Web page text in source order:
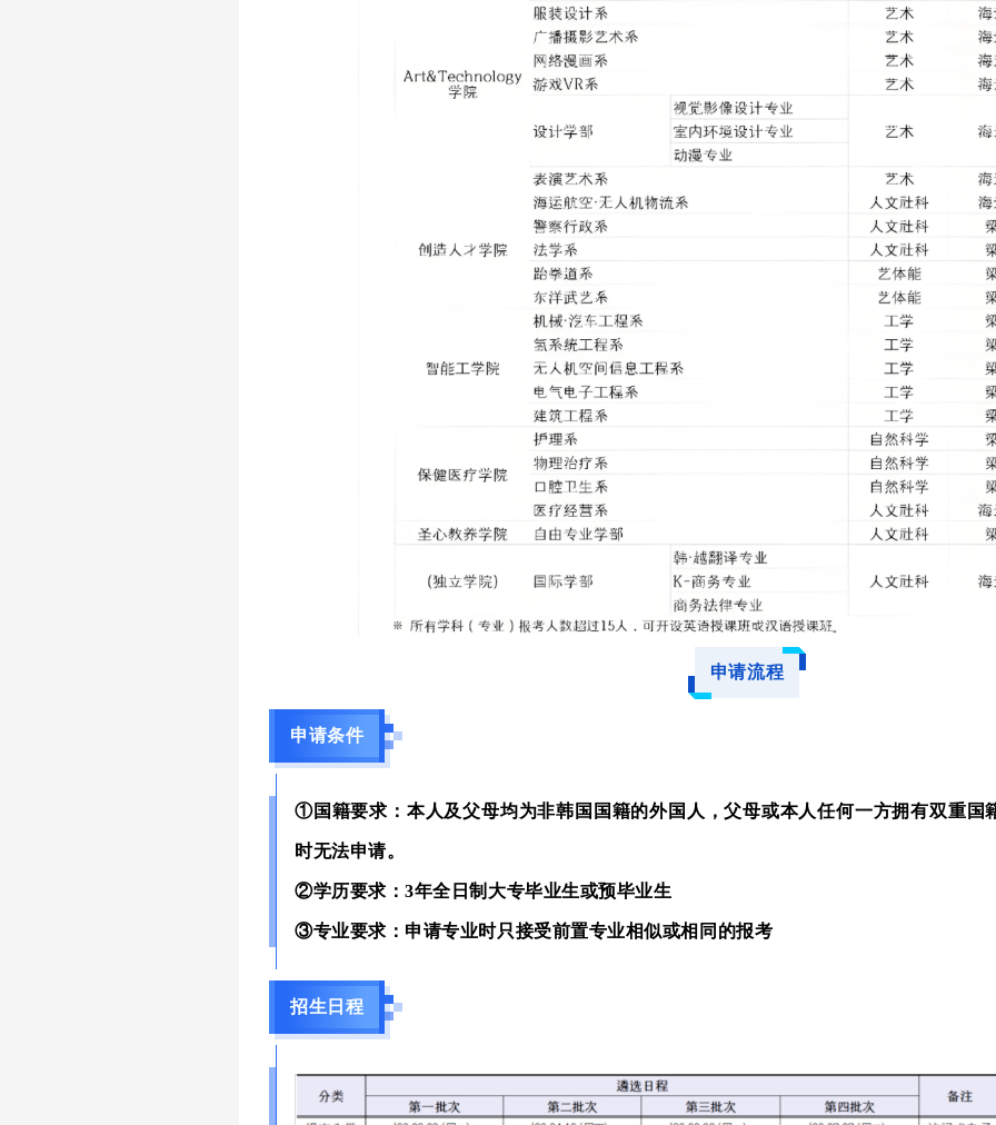
申请流程
申请条件
①国籍要求：本人及父母均为非韩国国籍的外国人，父母或本人任何一方拥有双重国
时无法申请。
②学历要求：3年全日制大专毕业生或预毕业生
③专业要求：申请专业时只接受前置专业相似或相同的报考
招生日程